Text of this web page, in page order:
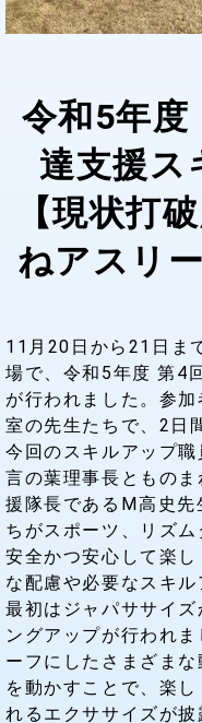
令和5年
達支援ス
【現状打
ねアスリ
11月20日から21日ま
場で、令和5年度 第4
が行われました。参
室の先生たちで、2日
今回のスキルアップ
言の葉理事長ともの
援隊長であるⅯ高史先
ちがスポーツ、リズム
安全かつ安心して楽
な配慮や必要なスキル
最初はジャパササイズ
ングアップが行われ
ーフにしたさまざま
を動かすことで、楽
れるエクササイズが披